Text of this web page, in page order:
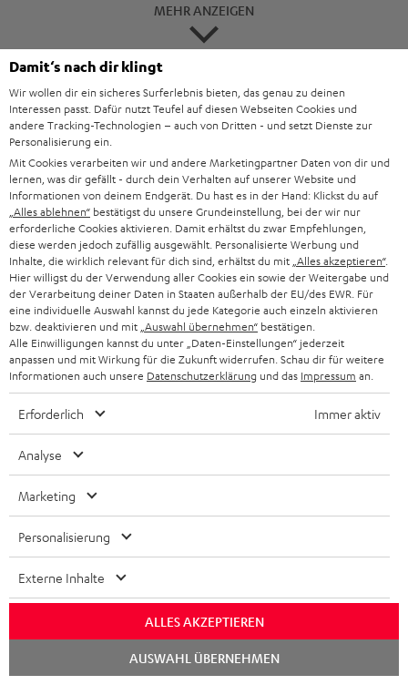
MEHR ANZEIGEN
„… kraftvoll und voluminös.“
www.gamestar.de
04.10.2019
Mehr...
„… eine klare Kaufempfehlung.“
www.my-digital-home.de
„… gutes Verhältnis zwischen Effekten und
Damit‘s nach dir klingt
Wir wollen dir ein sicheres Surferlebnis bieten, das genau zu deinen
Interessen passt. Dafür nutzt Teufel auf diesen Webseiten Cookies und
andere Tracking-Technologien – auch von Dritten - und setzt Dienste zur
Personalisierung ein.
Mit Cookies verarbeiten wir und andere Marketingpartner Daten von dir und
lernen, was dir gefällt - durch dein Verhalten auf unserer Website und
Informationen von deinem Endgerät. Du hast es in der Hand: Klickst du auf
„Alles ablehnen“ bestätigst du unsere Grundeinstellung, bei der wir nur
erforderliche Cookies aktivieren. Damit erhältst du zwar Empfehlungen,
diese werden jedoch zufällig ausgewählt. Personalisierte Werbung und
Inhalte, die wirklich relevant für dich sind, erhältst du mit „Alles akzeptieren“.
Hier willigst du der Verwendung aller Cookies ein sowie der Weitergabe und
der Verarbeitung deiner Daten in Staaten außerhalb der EU/des EWR. Für
eine individuelle Auswahl kannst du jede Kategorie auch einzeln aktivieren
bzw. deaktivieren und mit „Auswahl übernehmen“ bestätigen.
Alle Einwilligungen kannst du unter „Daten-Einstellungen“ jederzeit
anpassen und mit Wirkung für die Zukunft widerrufen. Schau dir für weitere
Informationen auch unsere Datenschutzerklärung und das Impressum an.
Erforderlich Immer aktiv
Analyse
Marketing
Personalisierung
Externe Inhalte
ALLES AKZEPTIEREN
AUSWAHL ÜBERNEHMEN